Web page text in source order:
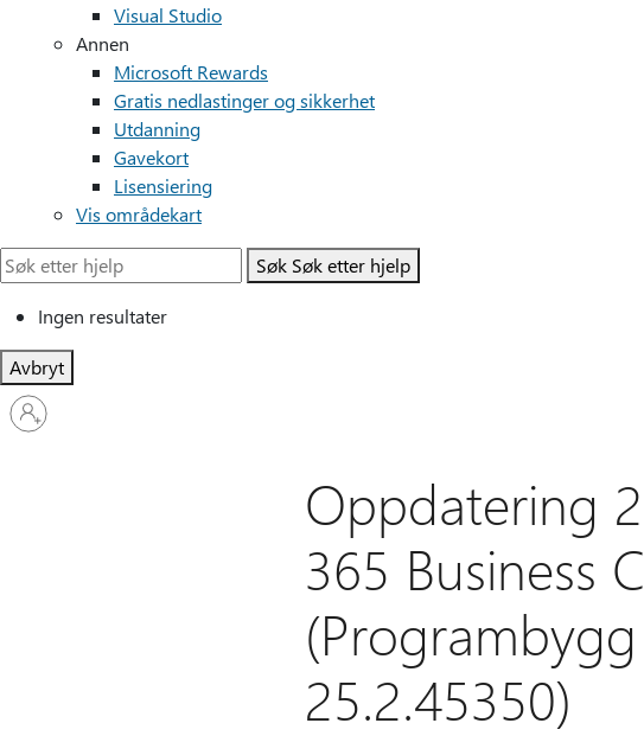
Visual Studio
Annen
Microsoft Rewards
Gratis nedlastinger og sikkerhet
Utdanning
Gavekort
Lisensiering
Vis områdekart
Søk Søk etter hjelp
Ingen resultater
Avbryt
Logg
på
Oppdatering
365 Business
25.2.45350)